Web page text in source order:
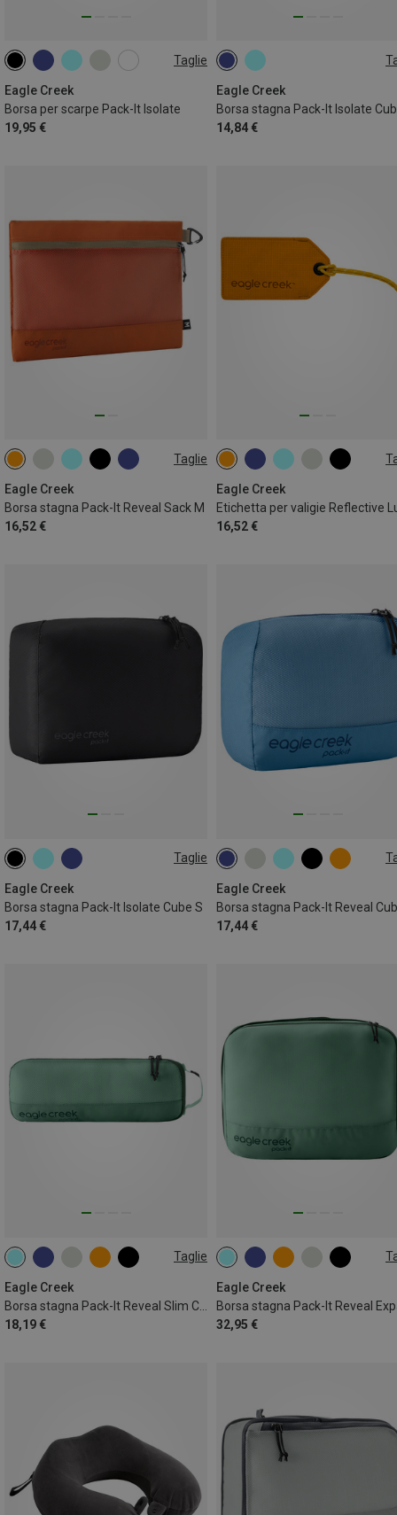
Taglie
Eagle Creek
Borsa per scarpe Pack-It Isolate
19,95 €
ONE SIZE
Eagle Creek
14,84 €
1L | XS
Taglie
Eagle Creek
Borsa stagna Pack-It Reveal Sack M
16,52 €
M
Eagle Creek
16,52 €
ONE SIZE
Taglie
Eagle Creek
Borsa stagna Pack-It Isolate Cube S
17,44 €
3L | S
Eagle Creek
Borsa stagna Pack-It Reveal
17,44 €
3L | S
Taglie
Eagle Creek
18,19 €
2L | M
Eagle Creek
32,95 €
11L | L